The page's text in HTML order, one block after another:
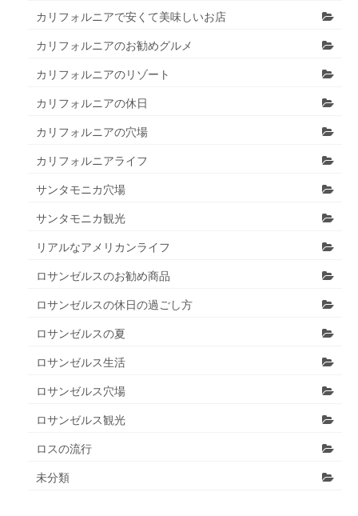
カリフォルニアで安くて美味しいお店
カリフォルニアのお勧めグルメ
カリフォルニアのリゾート
カリフォルニアの休日
カリフォルニアの穴場
カリフォルニアライフ
サンタモニカ穴場
サンタモニカ観光
リアルなアメリカンライフ
ロサンゼルスのお勧め商品
ロサンゼルスの休日の過ごし方
ロサンゼルスの夏
ロサンゼルス生活
ロサンゼルス穴場
ロサンゼルス観光
ロスの流行
未分類